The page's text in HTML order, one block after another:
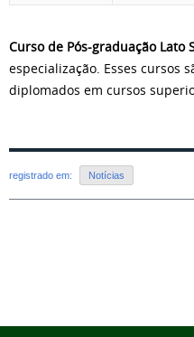
Curso de Pós-graduação Lato
especialização. Esses cursos
diplomados em cursos
registrado em: Notícias